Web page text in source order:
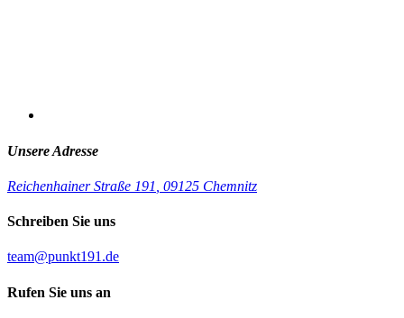
Unsere Adresse
Reichenhainer Straße 191 09125 Chemnitz
Schreiben Sie uns
team@punkt191.de
Rufen Sie uns an